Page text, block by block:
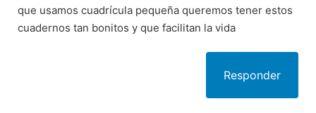
que usamos cuadrícula pequeña queremos tener estos
cuadernos tan bonitos y que facilitan la vida
Responder